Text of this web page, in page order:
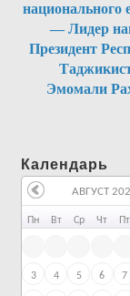
национального
— Лидер
Президент
Эмомали
Календарь
Пн Вт Ср Чт Пт
3 4 5 6 7
АВГУСТ